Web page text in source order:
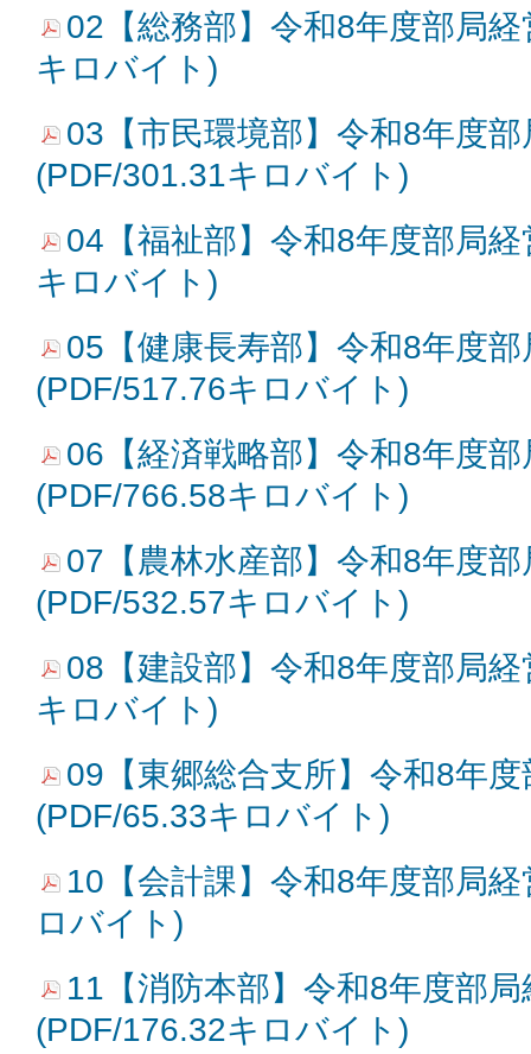
02【総務部】令和8年度部局
キロバイト)
03【市民環境部】令和8年度
(PDF/301.31キロバイト)
04【福祉部】令和8年度部局
キロバイト)
05【健康長寿部】令和8年度
(PDF/517.76キロバイト)
06【経済戦略部】令和8年度
(PDF/766.58キロバイト)
07【農林水産部】令和8年度
(PDF/532.57キロバイト)
08【建設部】令和8年度部局
キロバイト)
09【東郷総合支所】令和8年
(PDF/65.33キロバイト)
10【会計課】令和8年度部局
ロバイト)
11【消防本部】令和8年度部
(PDF/176.32キロバイト)